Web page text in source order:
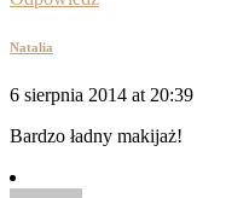
Natalia
6 sierpnia 2014 at 20:39
Bardzo ładny makijaż!